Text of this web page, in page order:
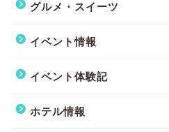
グルメ・スイーツ
イベント情報
イベント体験記
ホテル情報